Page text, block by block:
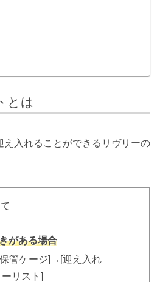
とは
え入れることができるリヴリーの
がある場合
管ケージ]→[迎え入れ
リスト]